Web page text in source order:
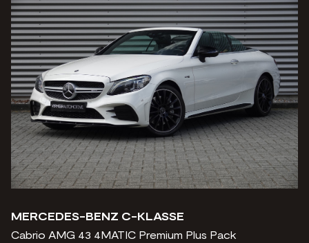
MERCEDES-BENZ C-KLASSE
Cabrio AMG 43 4MATIC Premium Plus Pack